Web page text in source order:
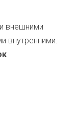
внешними
внутренними.